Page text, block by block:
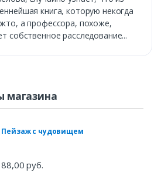
книга, которую некогда
а профессора, похоже,
собственное расследование...
магазина
Пейзаж с чудовищем
88,00 руб.